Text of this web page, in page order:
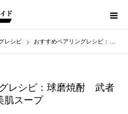
レシピ おすすめペアリングレシピ：球磨焼酎 武者返し×豆腐づくし美肌スープ
レシピ：球磨焼酎 武者
肌スープ